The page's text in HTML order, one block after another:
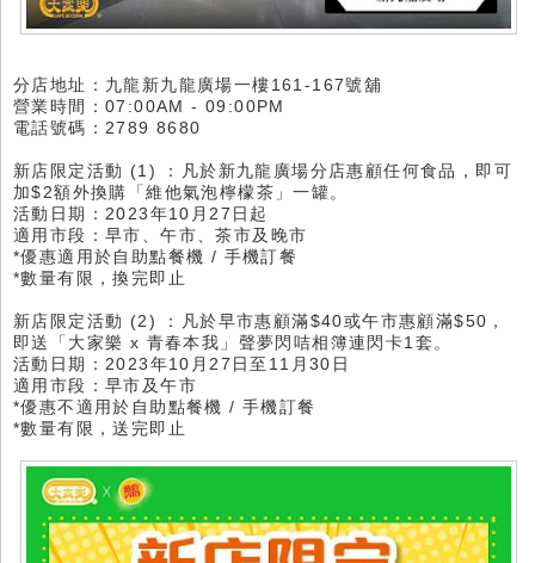
分店地址：九龍新九龍廣場一樓161-167號舖
營業時間：07:00AM - 09:00PM
電話號碼：2789 8680
新店限定活動 (1) ：凡於新九龍廣場分店惠顧任何食品，即可
加$2額外換購「維他氣泡檸檬茶」一罐。
活動日期：2023年10月27日起
適用市段：早市、午市、茶市及晚市
*優惠適用於自助點餐機 / 手機訂餐
*數量有限，換完即止
新店限定活動 (2) ：凡於早市惠顧滿$40或午市惠顧滿$50，
即送「大家樂 x 青春本我」聲夢閃咭相簿連閃卡1套。
活動日期：2023年10月27日至11月30日
適用市段：早市及午市
*優惠不適用於自助點餐機 / 手機訂餐
*數量有限，送完即止